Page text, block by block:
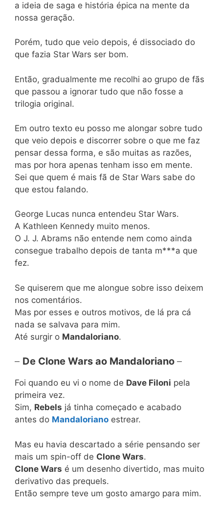
a ideia de saga e história épica na mente da
nossa geração.
Porém, tudo que veio depois, é dissociado do
que fazia Star Wars ser bom.
Então, gradualmente me recolhi ao grupo de fãs
que passou a ignorar tudo que não fosse a
trilogia original.
Em outro texto eu posso me alongar sobre tudo
que veio depois e discorrer sobre o que me faz
pensar dessa forma, e são muitas as razões,
mas por hora apenas tenham isso em mente.
Sei que quem é mais fã de Star Wars sabe do
que estou falando.
George Lucas nunca entendeu Star Wars.
A Kathleen Kennedy muito menos.
O J. J. Abrams não entende nem como ainda
consegue trabalho depois de tanta m***a que
fez.
Se quiserem que me alongue sobre isso deixem
nos comentários.
Mas por esses e outros motivos, de lá pra cá
nada se salvava para mim.
Até surgir o Mandaloriano.
– De Clone Wars ao Mandaloriano –
Foi quando eu vi o nome de Dave Filoni pela
primeira vez.
Sim, Rebels já tinha começado e acabado
antes do Mandaloriano estrear.
Mas eu havia descartado a série pensando ser
mais um spin-off de Clone Wars.
Clone Wars é um desenho divertido, mas muito
derivativo das prequels.
Então sempre teve um gosto amargo para mim.